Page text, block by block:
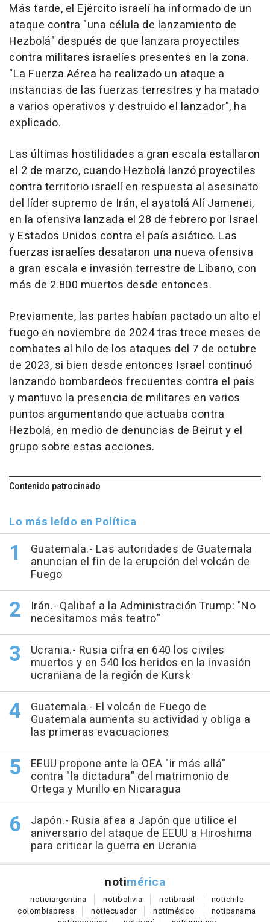
Más tarde, el Ejército israelí ha informado de un
ataque contra "una célula de lanzamiento de
Hezbolá" después de que lanzara proyectiles
contra militares israelíes presentes en la zona.
"La Fuerza Aérea ha realizado un ataque a
instancias de las fuerzas terrestres y ha matado
a varios operativos y destruido el lanzador", ha
explicado.
Las últimas hostilidades a gran escala estallaron
el 2 de marzo, cuando Hezbolá lanzó proyectiles
contra territorio israelí en respuesta al asesinato
del líder supremo de Irán, el ayatolá Alí Jamenei,
en la ofensiva lanzada el 28 de febrero por Israel
y Estados Unidos contra el país asiático. Las
fuerzas israelíes desataron una nueva ofensiva
a gran escala e invasión terrestre de Líbano, con
más de 2.800 muertos desde entonces.
Previamente, las partes habían pactado un alto el
fuego en noviembre de 2024 tras trece meses de
combates al hilo de los ataques del 7 de octubre
de 2023, si bien desde entonces Israel continuó
lanzando bombardeos frecuentes contra el país
y mantuvo la presencia de militares en varios
puntos argumentando que actuaba contra
Hezbolá, en medio de denuncias de Beirut y el
grupo sobre estas acciones.
Contenido patrocinado
Lo más leído en Política
Guatemala.- Las autoridades de Guatemala
anuncian el fin de la erupción del volcán de
Fuego
Irán.- Qalibaf a la Administración Trump: "No
necesitamos más teatro"
Ucrania.- Rusia cifra en 640 los civiles
muertos y en 540 los heridos en la invasión
ucraniana de la región de Kursk
Guatemala.- El volcán de Fuego de
Guatemala aumenta su actividad y obliga a
las primeras evacuaciones
EEUU propone ante la OEA "ir más allá"
contra "la dictadura" del matrimonio de
Ortega y Murillo en Nicaragua
Japón.- Rusia afea a Japón que utilice el
aniversario del ataque de EEUU a Hiroshima
para criticar la guerra en Ucrania
notimérica
noticiargentina notibolivia notibrasil notichile
colombiapress notiecuador notiméxico notipanama